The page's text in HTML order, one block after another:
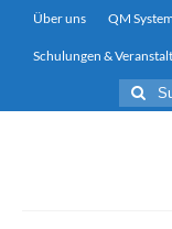
Über uns QM
Schulungen &
nach: